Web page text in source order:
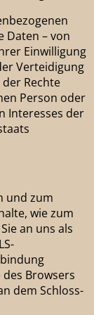
Daten – von
Einwilligung
Verteidigung
Rechte
Person oder
Interesses der
und zum
wie zum
an uns als
Browsers
dem Schloss-